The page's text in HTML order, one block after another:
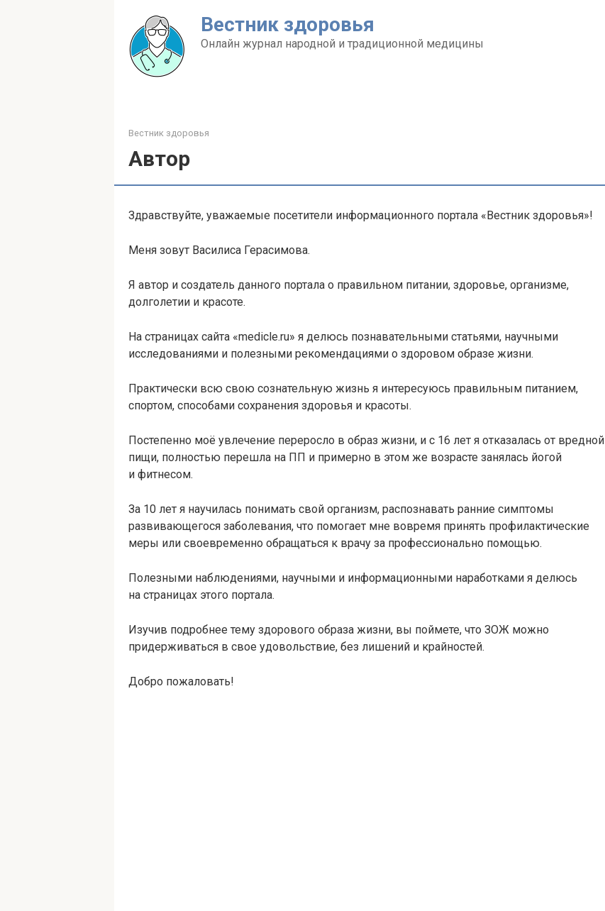
Вестник здоровья
Онлайн журнал народной и традиционной медицины
Вестник здоровья
Автор
Здравствуйте, уважаемые посетители информационного портала «Вестник здоровья»!
Меня зовут Василиса Герасимова.
Я автор и создатель данного портала о правильном питании, здоровье, организме,
долголетии и красоте.
На страницах сайта «medicle.ru» я делюсь познавательными статьями, научными
исследованиями и полезными рекомендациями о здоровом образе жизни.
Практически всю свою сознательную жизнь я интересуюсь правильным питанием,
спортом, способами сохранения здоровья и красоты.
Постепенно моё увлечение переросло в образ жизни, и с 16 лет я отказалась от вредной
пищи, полностью перешла на ПП и примерно в этом же возрасте занялась йогой
и фитнесом.
За 10 лет я научилась понимать свой организм, распознавать ранние симптомы
развивающегося заболевания, что помогает мне вовремя принять профилактические
меры или своевременно обращаться к врачу за профессионально помощью.
Полезными наблюдениями, научными и информационными наработками я делюсь
на страницах этого портала.
Изучив подробнее тему здорового образа жизни, вы поймете, что ЗОЖ можно
придерживаться в свое удовольствие, без лишений и крайностей.
Добро пожаловать!